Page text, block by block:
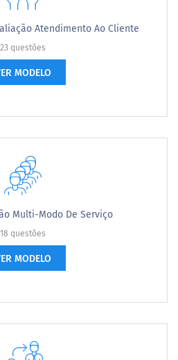
Atendimento Ao Cliente
23 questões
MODELO
Multi-Modo De Serviço
18 questões
MODELO